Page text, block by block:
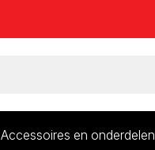
Accessoires en onderdelen